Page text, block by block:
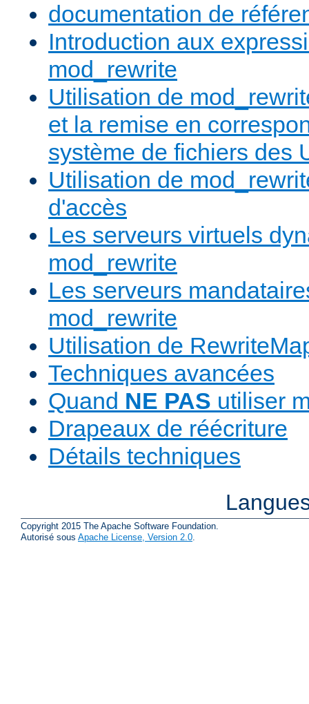
documentation de
Introduction aux
mod_rewrite
Utilisation de
et la remise en
système de fichiers des
Utilisation de
d'accès
Les serveurs virtuels
mod_rewrite
Les serveurs
mod_rewrite
Utilisation de
Techniques avancées
Quand NE PAS utiliser
Drapeaux de réécriture
Détails techniques
Copyright 2015 The Apache Software Foundation.
Autorisé sous Apache License, Version 2.0